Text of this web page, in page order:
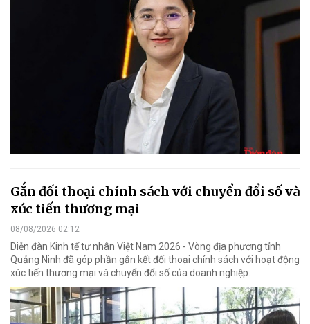
Gắn đối thoại chính sách với chuyển đổi số và
xúc tiến thương mại
08/08/2026 02:12
Diễn đàn Kinh tế tư nhân Việt Nam 2026 - Vòng địa phương tỉnh
Quảng Ninh đã góp phần gắn kết đối thoại chính sách với hoạt động
xúc tiến thương mại và chuyển đổi số của doanh nghiệp.